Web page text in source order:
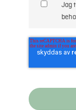
Jag